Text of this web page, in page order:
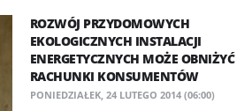
ROZWÓJ PRZYDOMOWYCH
EKOLOGICZNYCH INSTALACJI
ENERGETYCZNYCH MOŻE OBNIŻYĆ
RACHUNKI KONSUMENTÓW
PONIEDZIAŁEK, 24 LUTEGO 2014 (06:00)